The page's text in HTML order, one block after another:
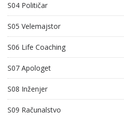
S04 Političar
S05 Velemajstor
S06 Life Coaching
S07 Apologet
S08 Inženjer
S09 Računalstvo